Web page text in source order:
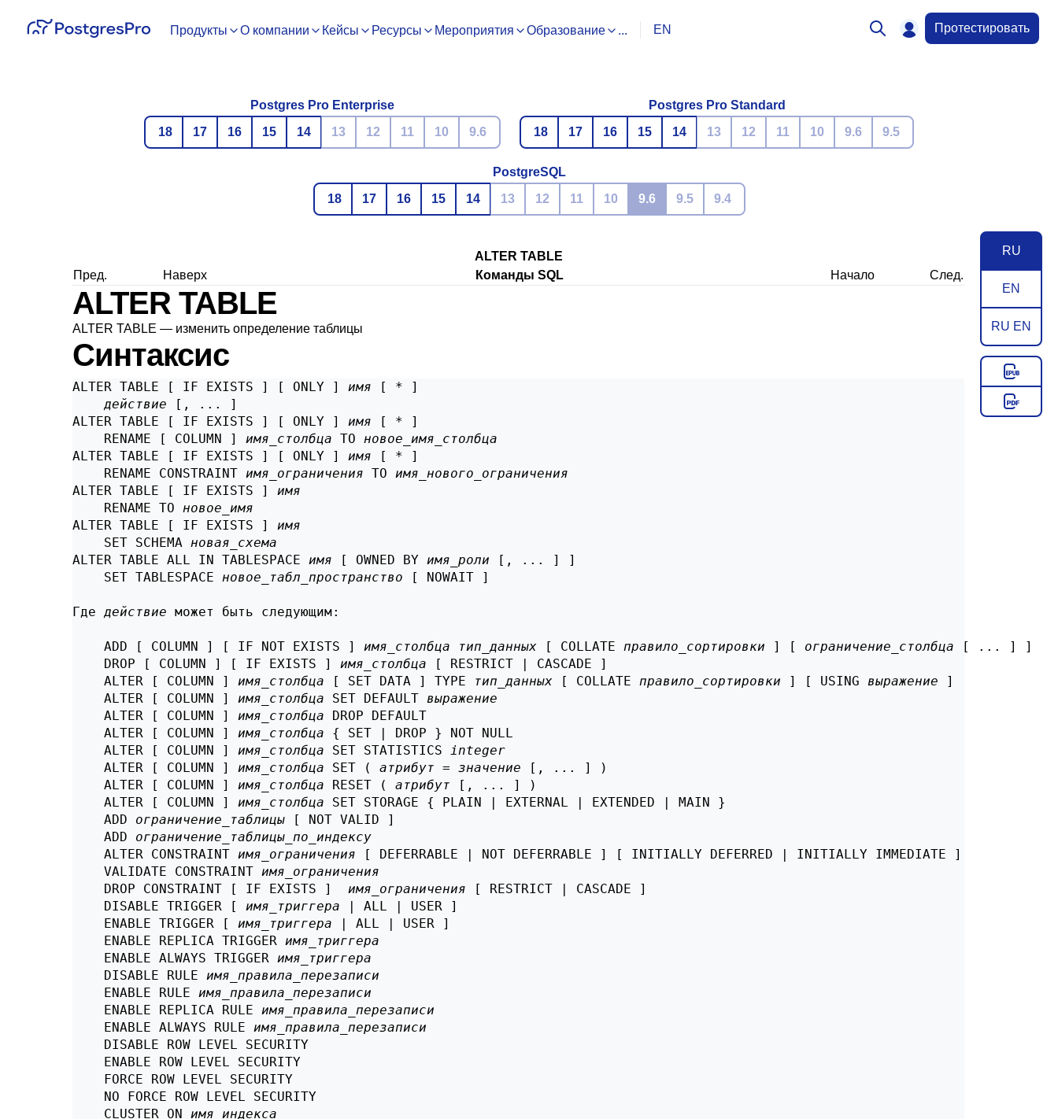
Продукты О компании Кейсы Ресурсы Мероприятия Образование ... EN Протестировать
Postgres Pro Enterprise
18
17 16 15 14 13 12 11 10 9.6
Postgres Pro Standard
18
17 16 15 14 13 12 11 10 9.6 9.5
PostgreSQL
18
17 16 15 14 13 12 11 10 9.6 9.5 9.4
RU
EN
RU EN
ALTER TABLE
Пред.
Наверх Команды SQL Начало След.
ALTER TABLE
ALTER TABLE — изменить определение таблицы
Синтаксис
ALTER TABLE [ IF EXISTS ] [ ONLY ] имя [ * ]
действие [, ... ]
ALTER TABLE [ IF EXISTS ] [ ONLY ] имя [ * ]
    RENAME [ COLUMN ]
имя_столбца TO новое_имя_столбца
ALTER TABLE [ IF EXISTS ] [ ONLY ] имя [ * ]
    RENAME CONSTRAINT
имя_ограничения TO имя_нового_ограничения
ALTER TABLE [ IF EXISTS ] имя
    RENAME TO
новое_имя
ALTER TABLE [ IF EXISTS ] имя
    SET SCHEMA
новая_схема
ALTER TABLE ALL IN TABLESPACE имя [ OWNED BY имя_роли [, ... ] ]
    SET TABLESPACE
новое_табл_пространство [ NOWAIT ]
Где действие может быть следующим:
    ADD [ COLUMN ] [ IF NOT EXISTS ]
имя_столбца тип_данных [ COLLATE правило_сортировки ] [ ограничение_столбца [ ... ] ]
    DROP [ COLUMN ] [ IF EXISTS ]
имя_столбца [ RESTRICT | CASCADE ]
    ALTER [ COLUMN ]
имя_столбца [ SET DATA ] TYPE тип_данных [ COLLATE правило_сортировки ] [ USING выражение ]
    ALTER [ COLUMN ]
имя_столбца SET DEFAULT выражение
    ALTER [ COLUMN ]
имя_столбца DROP DEFAULT
    ALTER [ COLUMN ]
имя_столбца { SET | DROP } NOT NULL
    ALTER [ COLUMN ]
имя_столбца SET STATISTICS integer
    ALTER [ COLUMN ]
имя_столбца SET ( атрибут = значение [, ... ] )
    ALTER [ COLUMN ]
имя_столбца RESET ( атрибут [, ... ] )
    ALTER [ COLUMN ]
имя_столбца SET STORAGE { PLAIN | EXTERNAL | EXTENDED | MAIN }
    ADD
ограничение_таблицы [ NOT VALID ]
    ADD
ограничение_таблицы_по_индексу
    ALTER CONSTRAINT
имя_ограничения [ DEFERRABLE | NOT DEFERRABLE ] [ INITIALLY DEFERRED | INITIALLY IMMEDIATE ]
    VALIDATE CONSTRAINT
имя_ограничения
    DROP CONSTRAINT [ IF EXISTS ]
имя_ограничения [ RESTRICT | CASCADE ]
    DISABLE TRIGGER [
имя_триггера | ALL | USER ]
    ENABLE TRIGGER [
имя_триггера | ALL | USER ]
    ENABLE REPLICA TRIGGER
имя_триггера
    ENABLE ALWAYS TRIGGER
имя_триггера
    DISABLE RULE
имя_правила_перезаписи
    ENABLE RULE
имя_правила_перезаписи
    ENABLE REPLICA RULE
имя_правила_перезаписи
    ENABLE ALWAYS RULE
имя_правила_перезаписи
    DISABLE ROW LEVEL SECURITY
    ENABLE ROW LEVEL SECURITY
    FORCE ROW LEVEL SECURITY
    NO FORCE ROW LEVEL SECURITY
    CLUSTER ON
имя_индекса